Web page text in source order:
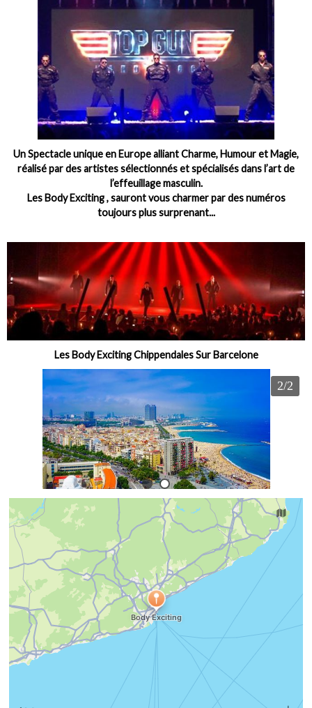
Un Spectacle unique en Europe alliant Charme, Humour et Magie,
réalisé par des artistes sélectionnés et spécialisés dans l’art de
l’effeuillage masculin.
Les Body Exciting , sauront vous charmer par des numéros
toujours plus surprenant...
Les Body Exciting Chippendales Sur Barcelone
2/2